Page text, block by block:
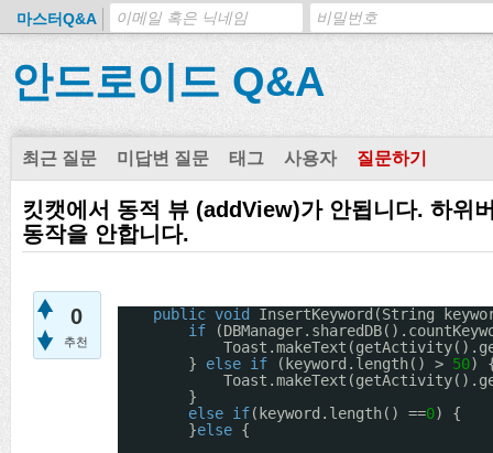
마스터Q&A
안드로이드 Q&A
최근 질문 미답변 질문 태그 사용자 질문하기
킷캣에서 동적 뷰 (addView)가 안됩니다. 하위
동작을 안합니다.
0
추천
public void
InsertKeyword(String
if
} else if (keyword.length() > 50)
}
else if(keyword.length() ==0) {
}else {